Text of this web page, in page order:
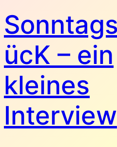
ücK – ein
kleines
Interview